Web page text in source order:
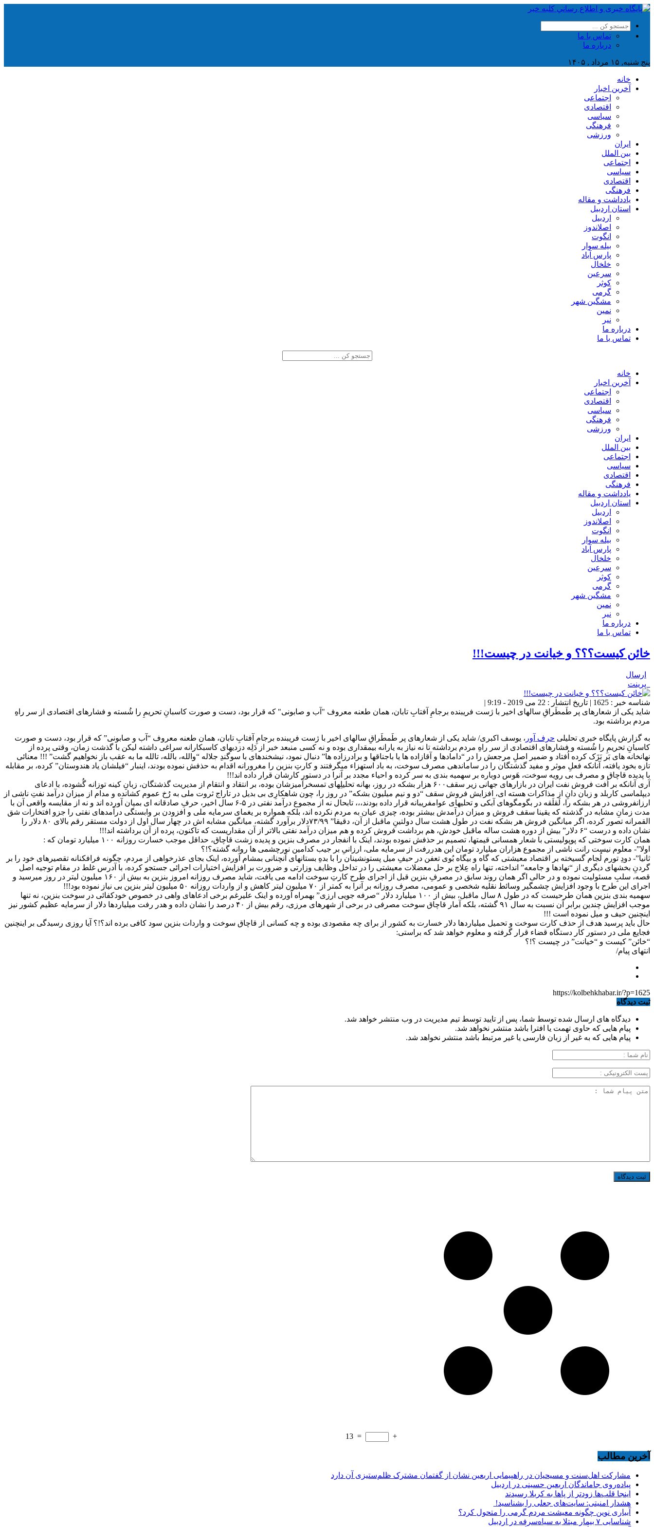
تماس با ما
درباره ما
پنج شنبه, ۱۵ مرداد , ۱۴۰۵
خانه
آخرین اخبار
اجتماعی
اقتصادی
سیاسی
فرهنگی
ورزشی
ایران
بین الملل
اجتماعی
سیاسی
اقتصادی
فرهنگی
یادداشت و مقاله
استان اردبیل
اردبیل
اصلاندوز
انگوت
بیله سوار
پارس آباد
خلخال
سرعین
کوثر
گرمی
مشگین شهر
نمین
نیر
درباره ما
تماس با ما
خانه
آخرین اخبار
اجتماعی
اقتصادی
سیاسی
فرهنگی
ورزشی
ایران
بین الملل
اجتماعی
سیاسی
اقتصادی
فرهنگی
یادداشت و مقاله
استان اردبیل
اردبیل
اصلاندوز
انگوت
بیله سوار
پارس آباد
خلخال
سرعین
کوثر
گرمی
مشگین شهر
نمین
نیر
درباره ما
تماس با ما
خائن کیست؟؟؟ و خیانت در چیست!!!
ارسال
پرینت
شناسه خبر : 1625 | تاریخ انتشار : 22 می 2019 - 9:19 |
شاید یکی از شعارهای پر طَمطَراقِ سالهای اخیر با ژست فریبنده برجامِ آفتابِ تابان، همان طعنه معروف "آب و صابونی" که قرار بود، دست و صورت کاسبانِ تحریمِ را شُسته و فشارهای اقتصادی از سر راهِ
مردم برداشته‌ بود.
به گزارش پایگاه خبری تحلیلی حرف آور ، یوسف اکبری/ شاید یکی از شعارهای پر طَمطَراقِ سالهای اخیر با ژست فریبنده برجامِ آفتابِ تابان، همان طعنه معروف “آب و صابونی” که قرار بود، دست و صورت
کاسبانِ تحریمِ را شُسته و فشارهای اقتصادی از سر راهِ مردم برداشته‌ تا نه نیاز به یارانه بیمقداری بوده و نه کسی منبعد خبر از دَلِه دزدیهای کاسبکارانه سراغی داشته لیکن با گذشت زمان، وقتی پرده از
نهانخانه های بَر بَزَک کرده اُفتاد و ضمیر اصلِ مرجعش را در “دامادها و آقازاده ها یا باجناقها و برادرزاده ها” دنبال نمود، نیشخندهای با سوگندِ جلاله “والله، بالله، تالله ما به عقب باز نخواهیم گشت” !!! معنائی
تازه بخود یافته، آنانکه فعلِ موثر و مفید گذشتگان را در ساماندهی مصرف سوخت، به باد استهزاء میگرفتند و کارتِ بنزین را مغرورانه اقدام به حذفش نموده بودند، اینبار “فیلشان یاد هندوستان” کرده، بر مقابله
با پدیده قاچاق و مصرف بی رویه سوخت، هَوس دوباره بر سهمیه بندی به سر کرده و احیاء مجدد بر آنرا در دستور کارشان قرار داده اند!!!
آری آنانکه بر اُفت فروش نفت ایران در بازارهای جهانی زیر سقف۶۰۰ هزار بشکه در روز، بهانه تحلیلِهای تمسخرآمیزشان بوده، بر انتقاد و انتقام از مدیریت گذشتگان، زبانِ کینه توزانه گُشوده، با ادعای
دیپلماسی کاربلد و زبان دانِ از مذاکرات هسته ای، افزایش فروش سقف “دو و نیم میلیون بشکه” در روز را، چون شاهکارِی بی بدیل در تاراج ثروت ملی به رُخ عموم کشانده و مدام از میزان درآمد نفتِ ناشی از
ارزانفروشی در هر بشکه را، لَقلَقه در بگومگوهای آبکی و تحلیهای عوامفریبانه قرار داده بودند،،، تابحال نه از مجموع درآمد نفتی در ۵-۶ سال اخیر، حرفِ صادقانه ای بمیان آورده اند و نه از مقایسه واقعی آن با
مدت زمانِ مشابه در گذشته که یقینا سقف فروش و میزان درآمدش بیشتر بوده، چیزی عیان به مردم نکرده اند، بلکه همواره بر یغمای سرمایه ملی و افزودن بر وابستگی درآمدهای نفتی را جزو افتخارات شق
القمرانه تصور کرده، اگر میانگین فروش هر بشکه نفت در طول هشت سال دولتینِ ماقبل از آن، دقیقا” ۷۳/۹۹دلار برآورد گشته، میانگین مشابه اش در چهار سال اول از دولت مستقر رقم بالای ۸۰ دلار را
نشان داده و درست “۶ دلار” بیش از دوره هشت ساله ماقبل خودش، هم برداشت فروش کرده و هم میزان درآمد نفتی بالاتر از آن مقداریست که تاکنون، پرده از آن برداشته اند!!!
همان کارت سوختی که پوپولیستی با شعار همسانی قیمتها، تصمیم بر حذفش نموده بودند، اینک با انفجار در مصرف بنزین و پدیده زشت قاچاق، حداقل موجب خسارت روزانه ۱۰۰ میلیارد تومان که :
اولا”- معلوم نیست رانت ناشی از مجموع هزاران میلیارد تومان این هدررفت از سرمایه ملی، ارزانیِ بر جیب کدامین نورچشمی ها روانه گشته؟!؟
ثانیا”- دودِ تورم لُجام گسیخته بر اقتصاد معیشتی که گاه و بیگاه بُوی تعفن در حیفِ میل پستونشینان را با بدهِ بستانهای آنچنانی بمشام آورده، اینک بجای عذرخواهی از مردم، چگونه فرافکنانه تقصیرهای خود را بر
گردنِ بخشهای دیگری از “نهادها و جامعه” انداخته، تنها راه عِلاج بر حل معضلات معیشتی را در تداخل وظایف وزارتی و ضرورت بر افزایش اختیارات اجرائی جستجو کرده، با آدرس غلط در مقام توجیه اصل
قصه، سلبِ مسئولیت نموده و در حالی اگر همان روند سابق در مصرفِ بنزین قبل از اجرای طرح کارتِ سوخت ادامه می یافت، شاید مصرف روزانه امروز بنزین به بیش از ۱۶۰ میلیون لیتر در روز میرسید و
اجرای این طرح با وجود افزایش چشمگیر وسائط نقلیه شخصی و عمومی، مصرف روزانه بر آنرا به کمتر از ۷۰ میلیون لیتر کاهش و از واردات روزانه ۵۰ میلیون لیتر بنزین بی نیاز نموده بود!!!
سهمیه بندی بنزین همان طرحیست که در طول ۸ سال ماقبل، بیش از ۱۰۰ میلیارد دلار “صرفه جویی ارزی” بهمراه آورده و اینک علیرغم برخی ادعاهای واهی در خصوص خودکفائی در سوخت بنزین، نه تنها
موجب افزایش چندین برابر آن نسبت به سال ۹۱ گشته، بلکه آمار قاچاق سوخت مصرفی در برخی از شهرهای مرزی، رقم بیش از ۴۰ درصد را نشان داده و هدر رفت میلیاردها دلار از سرمایه عظیم کشور نیز
اینچنین حیف و میل نموده است !!!
حال باید پرسید هدف از حذف کارت سوخت و تحمیل میلیاردها دلار خسارت به کشور از برای چه مقصودی بوده و چه کسانی از قاچاق سوخت و واردات بنزین سود کافی برده اند؟!؟ آیا روزی رسیدگی بر اینچنین
فجایع ملی در دستور کار دستگاه قضاء قرار گرفته و معلوم خواهد شد که براستی:
“خائن” کیست و “خیانت” در چیست ؟!؟
انتهای پیام/
https://kolbehkhabar.ir/?p=1625
ثبت دیدگاه
دیدگاه های ارسال شده توسط شما، پس از تایید توسط تیم مدیریت در وب منتشر خواهد شد.
پیام هایی که حاوی تهمت یا افترا باشد منتشر نخواهد شد.
پیام هایی که به غیر از زبان فارسی یا غیر مرتبط باشد منتشر نخواهد شد.
+
=
13
آخرین مطالب
مشارکت اهل‌سنت و مسیحیان در راهپیمایی اربعین نشان از گفتمان مشترک ظلم‌ستیزی آن دارد
پیاده‌روی جاماندگان اربعین حسینی در اردبیل
اینجا قلب‌ها زودتر از پاها به کربلا رسیدند
هشدار امنیتی: سایت‌های جعلی را بشناسید!
آبیاری نوین چگونه معیشت مردم گرمی را متحول کرد؟
شناسایی ۷ بیمار مبتلا به سیاه‌سرفه در اردبیل